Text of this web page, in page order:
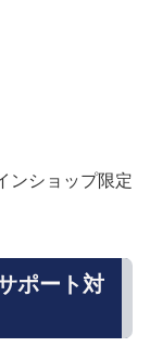
ンショップ限定
ポート対